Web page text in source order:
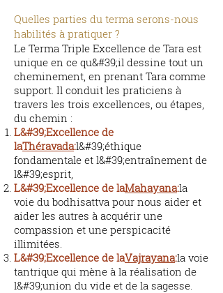
Quelles parties du terma serons-nous
habilités à pratiquer ?
Le Terma Triple Excellence de Tara est
unique en ce qu&#39;il dessine tout un
cheminement, en prenant Tara comme
support. Il conduit les praticiens à
travers les trois excellences, ou étapes,
du chemin :
L&#39;Excellence de
laThéravada:l&#39;éthique
fondamentale et l&#39;entraînement de
l&#39;esprit,
L&#39;Excellence de laMahayana:la
voie du bodhisattva pour nous aider et
aider les autres à acquérir une
compassion et une perspicacité
illimitées.
L&#39;Excellence de laVajrayana:la voie
tantrique qui mène à la réalisation de
l&#39;union du vide et de la sagesse.